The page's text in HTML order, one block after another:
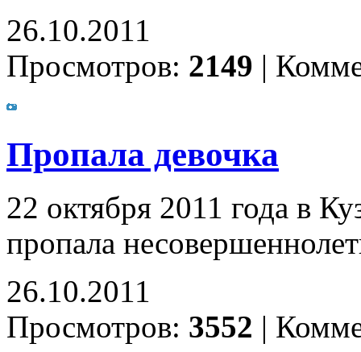
26.10.2011
Просмотров: 2149 |
Пропала девочка
22 октября 2011 года в
пропала
26.10.2011
Просмотров: 3552 |